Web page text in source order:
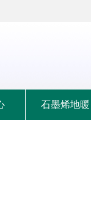
石墨烯地暖